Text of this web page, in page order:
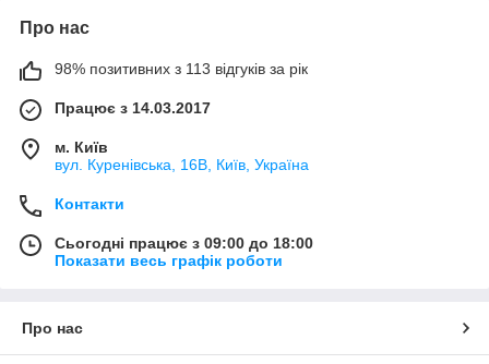
Про нас
98% позитивних з 113 відгуків за рік
Працює з 14.03.2017
м. Київ
вул. Куренівська, 16В, Київ, Україна
Контакти
Сьогодні працює з 09:00 до 18:00
Показати весь графік роботи
Про нас